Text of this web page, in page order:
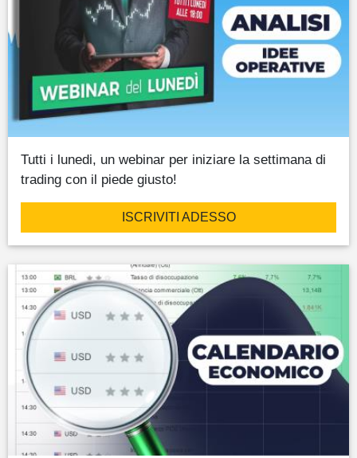
Tutti i lunedi, un webinar per iniziare la settimana di
trading con il piede giusto!
ISCRIVITI ADESSO